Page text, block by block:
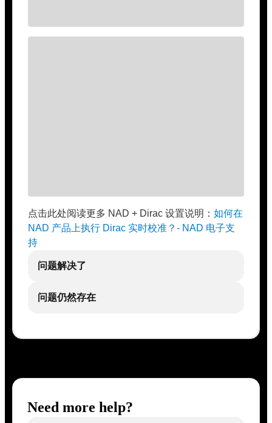
点击此处阅读更多 NAD + Dirac 设置说明： 如何在
NAD 产品上执行 Dirac 实时校准？- NAD 电子支
持
问题解决了
问题仍然存在
Need more help?